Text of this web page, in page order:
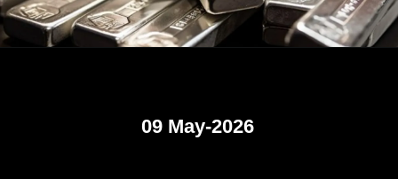
09 May-2026